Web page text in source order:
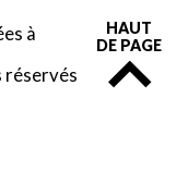
à
réservés
HAUT
DE PAGE